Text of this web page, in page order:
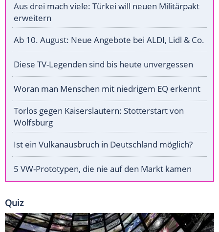
Aus drei mach viele: Türkei will neuen Militärpakt
erweitern
Ab 10. August: Neue Angebote bei ALDI, Lidl & Co.
Diese TV-Legenden sind bis heute unvergessen
Woran man Menschen mit niedrigem EQ erkennt
Torlos gegen Kaiserslautern: Stotterstart von
Wolfsburg
Ist ein Vulkanausbruch in Deutschland möglich?
5 VW-Prototypen, die nie auf den Markt kamen
Quiz